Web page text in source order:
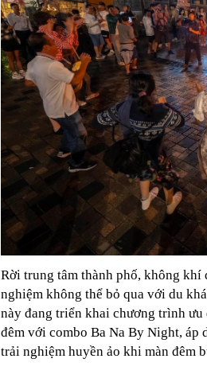
Rời trung tâm thành phố, không
nghiệm không thể bỏ qua với du
này đang triển khai chương trình ưu
đêm với combo Ba Na By Night, áp
trải nghiệm huyền ảo khi màn đêm